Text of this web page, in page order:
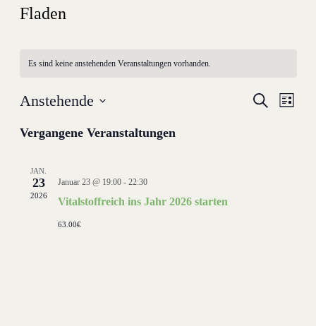
Fladen
Es sind keine anstehenden Veranstaltungen vorhanden.
Suche
Liste
Anstehende
wählen.
Vergangene Veranstaltungen
JAN.
23
2026
Januar 23 @ 19:00- 22:30
Vitalstoffreich ins Jahr 2026 starten
63.00€